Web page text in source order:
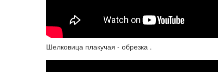
Шелковица плакучая - обрезка .